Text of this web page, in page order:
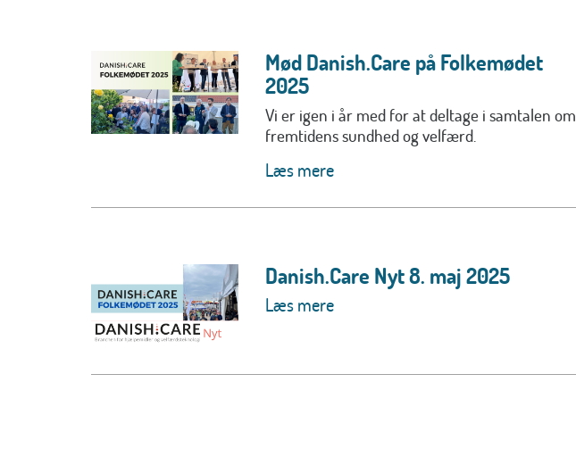
Mød Danish.Care på Folkemødet
2025
Vi er igen i år med for at deltage i samtalen om
fremtidens sundhed og velfærd.
Læs mere
Danish.Care Nyt 8. maj 2025
Læs mere